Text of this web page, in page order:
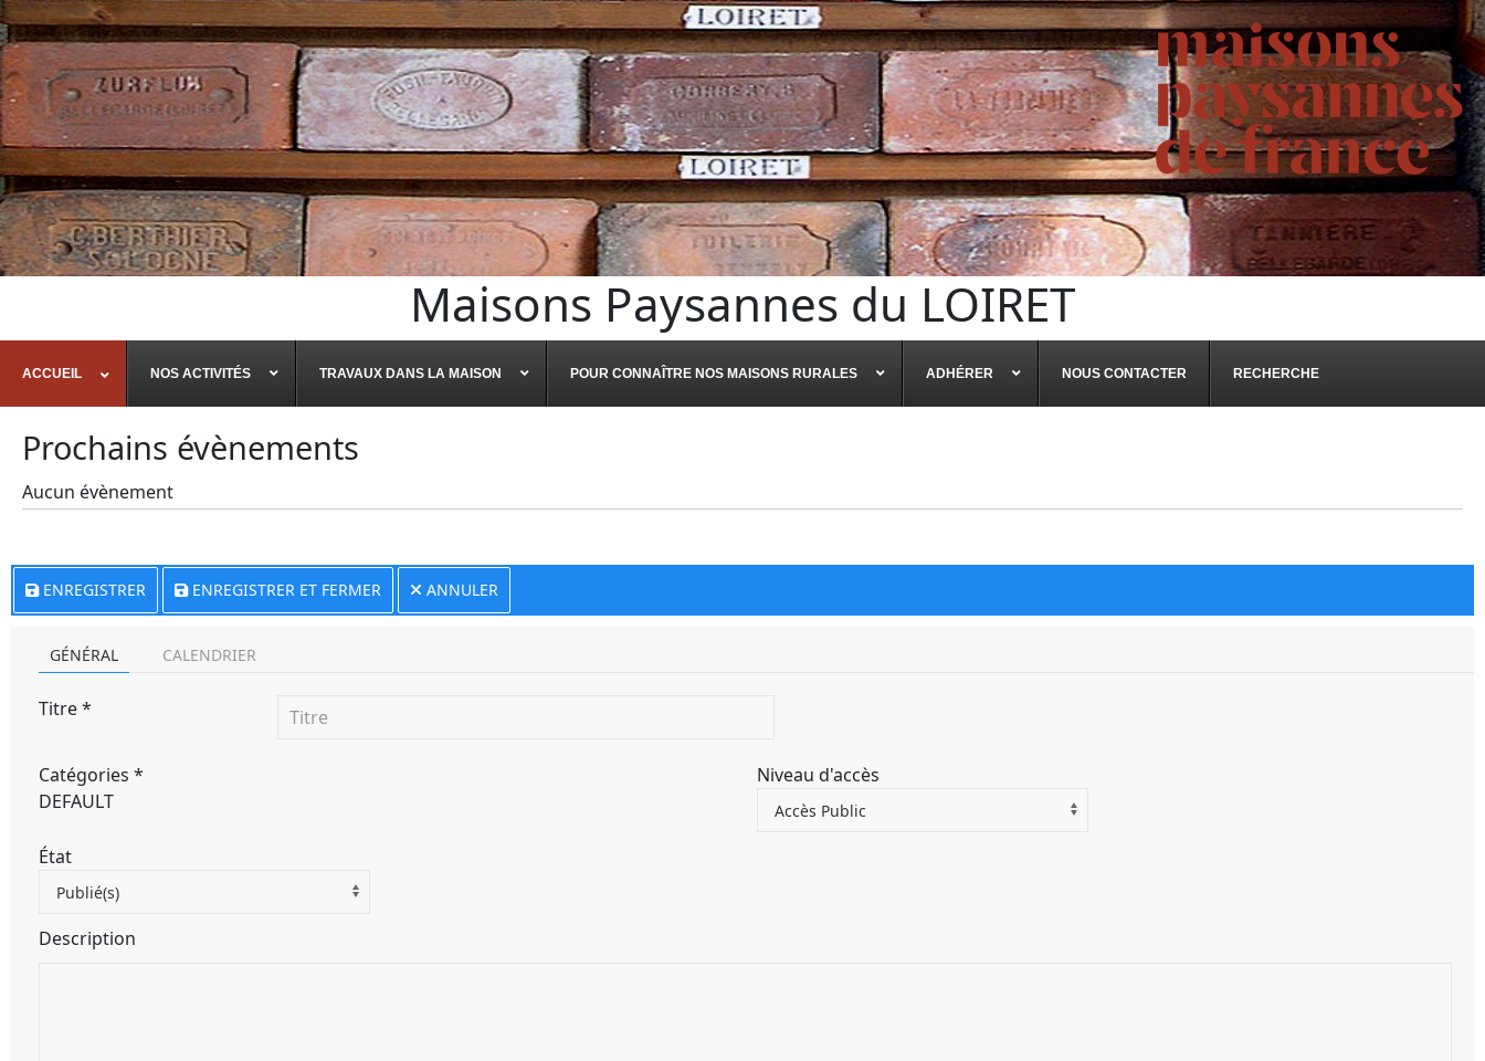
Maisons Paysannes du LOIRET
ACCUEIL NOS ACTIVITÉS TRAVAUX DANS LA MAISON POUR CONNAÎTRE NOS MAISONS RURALES ADHÉRER NOUS CONTACTER RECHERCHE
Prochains évènements
Aucun évènement
ENREGISTRER ENREGISTRER ET FERMER ANNULER
GÉNÉRAL CALENDRIER
Titre*
Catégories *
DEFAULT
Niveau d'accès
Accès Public
État
Publié(s)
Description